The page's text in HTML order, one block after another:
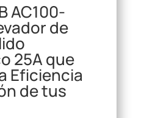
AC100-
de
25A que
Eficiencia
de tus